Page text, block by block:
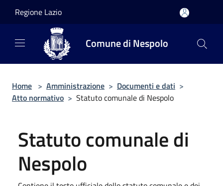
Regione Lazio
Comune di Nespolo
Home > Amministrazione > Documenti e dati >
Atto normativo > Statuto comunale di Nespolo
Statuto comunale di
Nespolo